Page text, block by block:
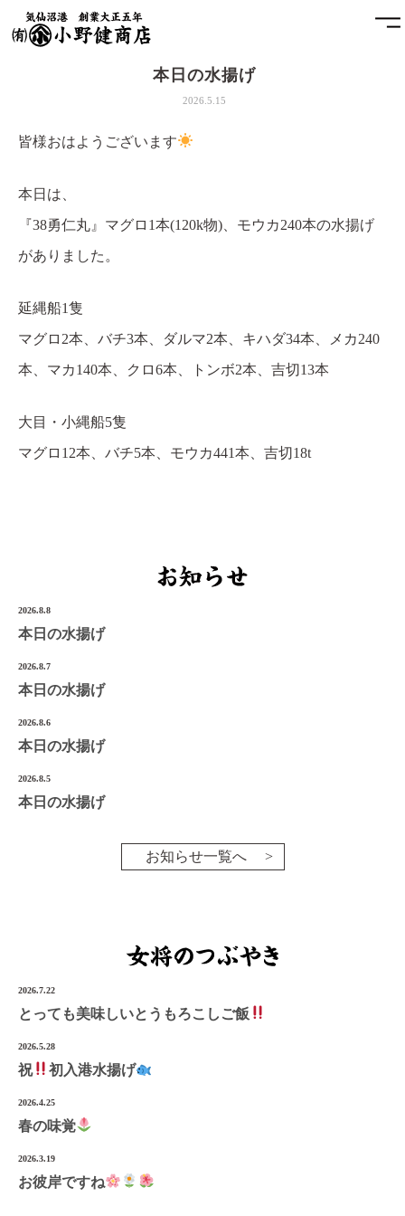
本日の水揚げ
2026.5.15
皆様おはようございます
本日は、
『38勇仁丸』マグロ1本(120k物)、モウカ240本の水揚げ
がありました。
延縄船1隻
マグロ2本、バチ3本、ダルマ2本、キハダ34本、メカ240
本、マカ140本、クロ6本、トンボ2本、吉切13本
大目・小縄船5隻
マグロ12本、バチ5本、モウカ441本、吉切18t
2026.8.8
本日の水揚げ
2026.8.7
本日の水揚げ
2026.8.6
本日の水揚げ
2026.8.5
本日の水揚げ
お知らせ一覧へ
2026.7.22
とっても美味しいとうもろこしご飯
2026.5.28
祝 初入港水揚げ
2026.4.25
春の味覚
2026.3.19
お彼岸ですね
小野健商店について
土藏
プライバシーポリシー
宮城県気仙沼市南町1-3-14
Tel.0226-22-3134